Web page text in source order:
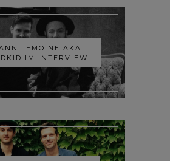
LEMOINE AKA
IM INTERVIEW